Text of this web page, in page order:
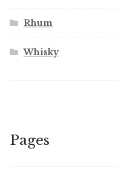
Rhum
Whisky
Pages